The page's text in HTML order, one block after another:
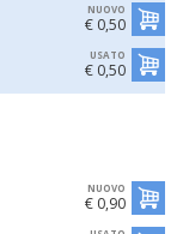
NUOVO
€ 0,50
USATO
€ 0,50
NUOVO
€ 0,90